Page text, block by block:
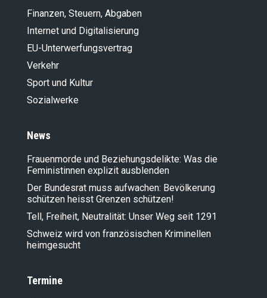
Finanzen, Steuern, Abgaben
Internet und Digitalisierung
EU-Unterwerfungsvertrag
Verkehr
Sport und Kultur
Sozialwerke
News
Frauenmorde und Beziehungsdelikte: Was die
Feministinnen explizit ausblenden
Der Bundesrat muss aufwachen: Bevölkerung
schützen heisst Grenzen schützen!
Tell, Freiheit, Neutralität: Unser Weg seit 1291
Schweiz wird von französischen Kriminellen
heimgesucht
Termine